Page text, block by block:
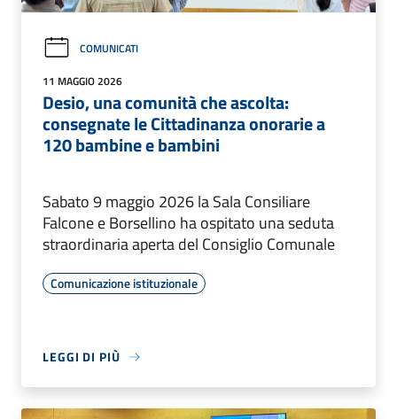
COMUNICATI
11 MAGGIO 2026
Desio, una comunità che ascolta:
consegnate le Cittadinanza onorarie a
120 bambine e bambini
Sabato 9 maggio 2026 la Sala Consiliare
Falcone e Borsellino ha ospitato una seduta
straordinaria aperta del Consiglio Comunale
Comunicazione istituzionale
LEGGI DI PIÙ